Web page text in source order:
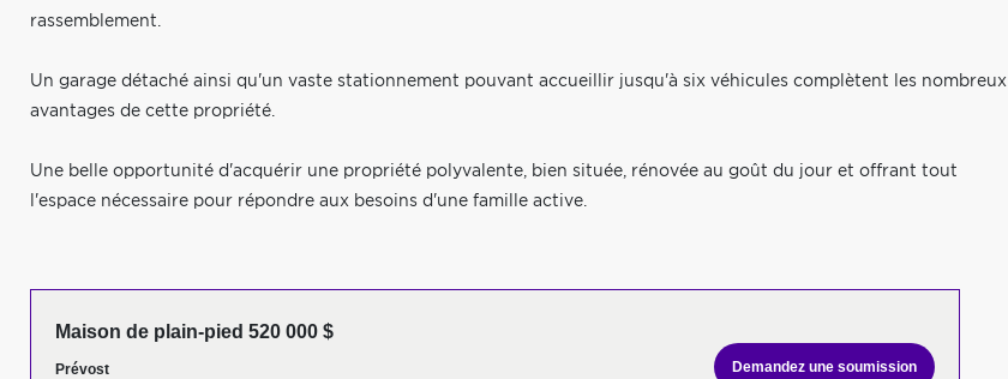
rassemblement.
Un garage détaché ainsi qu'un vaste stationnement pouvant accueillir jusqu'à six véhicules complètent les nombreux
avantages de cette propriété.
Une belle opportunité d'acquérir une propriété polyvalente, bien située, rénovée au goût du jour et offrant tout
l'espace nécessaire pour répondre aux besoins d'une famille active.
Maison de plain-pied 520 000 $
Prévost Demandez une soumission